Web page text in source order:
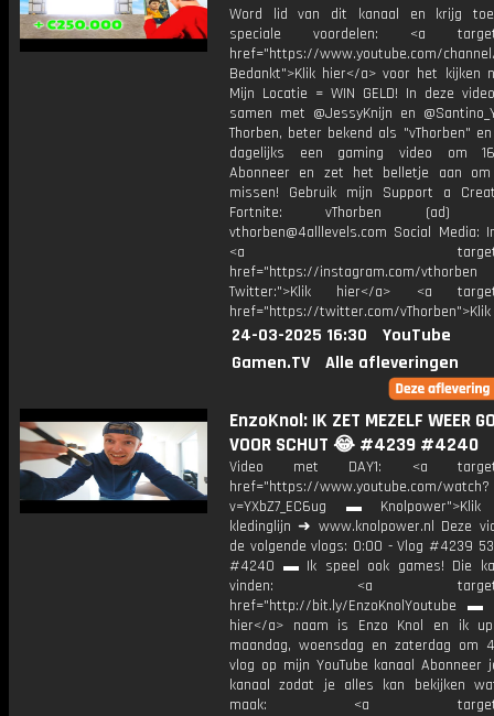
Word lid van dit kanaal en krijg
speciale voordelen: <a
href="https://www.youtube.com/channel/
Bedankt">Klik hier</a> voor het kijken
Mijn Locatie = WIN GELD! In deze
samen met @JessyKnijn en
Thorben, beter bekend als "vThorben"
dagelijks een gaming video om
Abonneer en zet het belletje aan
missen! Gebruik mijn Support a
Fortnite: vThorben (ad)
vthorben@4alllevels.com Social Media:
<a
href="https://instagram.com/vthorben
Twitter:">Klik hier</a> <a
href="https://twitter.com/
24-03-2025 16:30
YouTube
Gamen.TV
Alle afleveringen
EnzoKnol: IK ZET MEZELF WEER
VOOR SCHUT 😂 #4239 #4240
Video met DAY1: <a
href="https://www.youtube.com/watch?
v=YXbZ7_EC6ug ▬
kledinglijn ➜ www.knolpower.nl Deze
de volgende vlogs: 0:00 - Vlog #4239
#4240 ▬ Ik speel ook games! Die
vinden: <a
href="http://bit.ly/EnzoKnolYoutube ▬
hier</a> naam is Enzo Knol en ik
maandag, woensdag en zaterdag om
vlog op mijn YouTube kanaal Abonneer
kanaal zodat je alles kan bekijken
maak: <a